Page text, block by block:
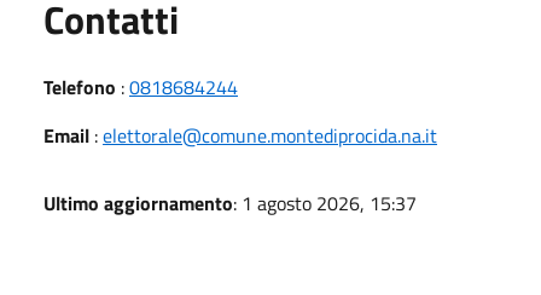
Contatti
Telefono :0818684244
Email :elettorale@comune.montediprocida.na.it
Ultimo aggiornamento: 1 agosto 2026, 15:37